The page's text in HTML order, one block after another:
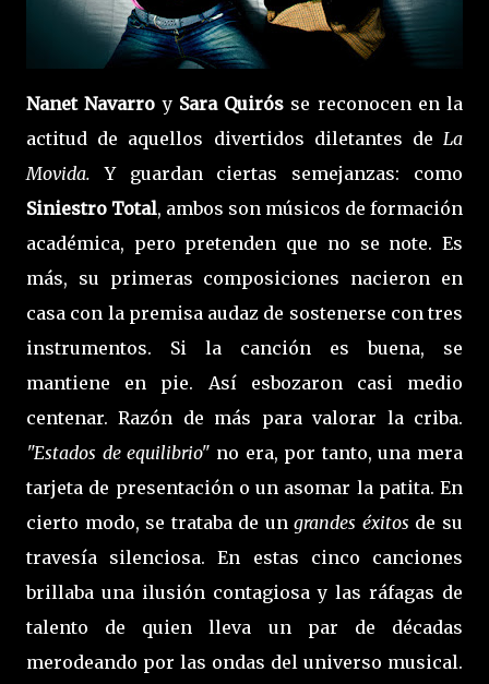
Nanet Navarro y Sara Quirós se reconocen en la
actitud de aquellos divertidos diletantes de La
Movida. Y guardan ciertas semejanzas: como
Siniestro Total, ambos son músicos de formación
académica, pero pretenden que no se note. Es
más, su primeras composiciones nacieron en
casa con la premisa audaz de sostenerse con tres
instrumentos. Si la canción es buena, se
mantiene en pie. Así esbozaron casi medio
centenar. Razón de más para valorar la criba.
"Estados de equilibrio" no era, por tanto, una mera
tarjeta de presentación o un asomar la patita. En
cierto modo, se trataba de ungrandes éxitos de su
travesía silenciosa. En estas cinco canciones
brillaba una ilusión contagiosa y las ráfagas de
talento de quien lleva un par de décadas
merodeando por las ondas del universo musical.